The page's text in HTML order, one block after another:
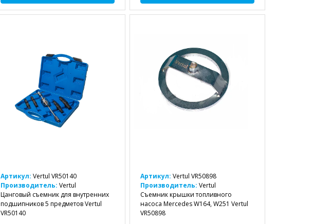
Артикул: Vertul VR50140
Производитель: Vertul
Цанговый съемник для внутренних
подшипников 5 предметов Vertul
VR50140
Артикул: Vertul VR50898
Производитель: Vertul
Съемник крышки топливного
насоса Mercedes W164, W251 Vertul
VR50898